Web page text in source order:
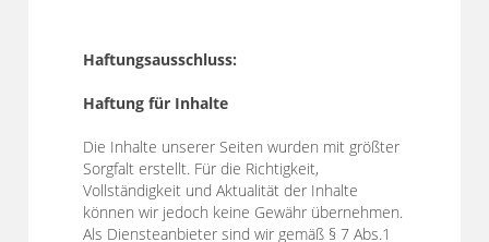
Haftungsausschluss:
Haftung für Inhalte
Die Inhalte unserer Seiten wurden mit größter
Sorgfalt erstellt. Für die Richtigkeit,
Vollständigkeit und Aktualität der Inhalte
können wir jedoch keine Gewähr übernehmen.
Als Diensteanbieter sind wir gemäß § 7 Abs.1